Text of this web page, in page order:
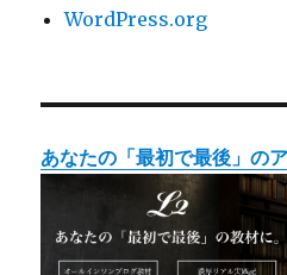
WordPress.org
あなたの「最初で最後」の